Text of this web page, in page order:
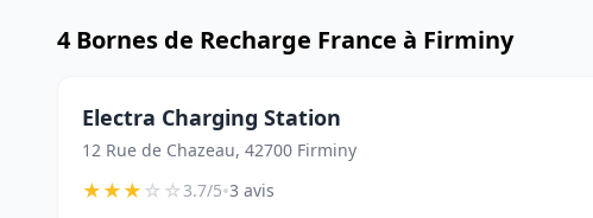
4 Bornes de Recharge France à Firminy
Electra Charging Station
12 Rue de Chazeau, 42700 Firminy
★★★☆☆3.7/5•3 avis